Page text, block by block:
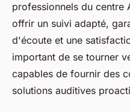
professionnels du centre
offrir un suivi adapté,
d'écoute et une
important de se tourner
capables de fournir des
solutions auditives